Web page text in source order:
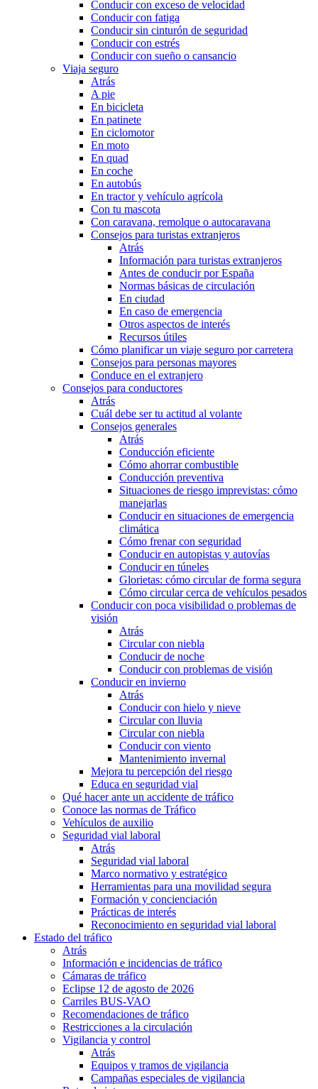
Conducir con exceso de velocidad
Conducir con fatiga
Conducir sin cinturón de seguridad
Conducir con estrés
Conducir con sueño o cansancio
Viaja seguro
Atrás
A pie
En bicicleta
En patinete
En ciclomotor
En moto
En quad
En coche
En autobús
En tractor y vehículo agrícola
Con tu mascota
Con caravana, remolque o autocaravana
Consejos para turistas extranjeros
Atrás
Información para turistas extranjeros
Antes de conducir por España
Normas básicas de circulación
En ciudad
En caso de emergencia
Otros aspectos de interés
Recursos útiles
Cómo planificar un viaje seguro por carretera
Consejos para personas mayores
Conduce en el extranjero
Consejos para conductores
Atrás
Cuál debe ser tu actitud al volante
Consejos generales
Atrás
Conducción eficiente
Cómo ahorrar combustible
Conducción preventiva
Situaciones de riesgo imprevistas: cómo
manejarlas
Conducir en situaciones de emergencia
climática
Cómo frenar con seguridad
Conducir en autopistas y autovías
Conducir en túneles
Glorietas: cómo circular de forma segura
Cómo circular cerca de vehículos pesados
Conducir con poca visibilidad o problemas de
visión
Atrás
Circular con niebla
Conducir de noche
Conducir con problemas de visión
Conducir en invierno
Atrás
Conducir con hielo y nieve
Circular con lluvia
Circular con niebla
Conducir con viento
Mantenimiento invernal
Mejora tu percepción del riesgo
Educa en seguridad vial
Qué hacer ante un accidente de tráfico
Conoce las normas de Tráfico
Vehículos de auxilio
Seguridad vial laboral
Atrás
Seguridad vial laboral
Marco normativo y estratégico
Herramientas para una movilidad segura
Formación y concienciación
Prácticas de interés
Reconocimiento en seguridad vial laboral
Estado del tráfico
Atrás
Información e incidencias de tráfico
Cámaras de tráfico
Eclipse 12 de agosto de 2026
Carriles BUS-VAO
Recomendaciones de tráfico
Restricciones a la circulación
Vigilancia y control
Atrás
Equipos y tramos de vigilancia
Campañas especiales de vigilancia